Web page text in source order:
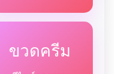
ขวดครีม